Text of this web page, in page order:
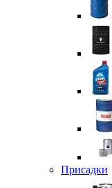
Присадки